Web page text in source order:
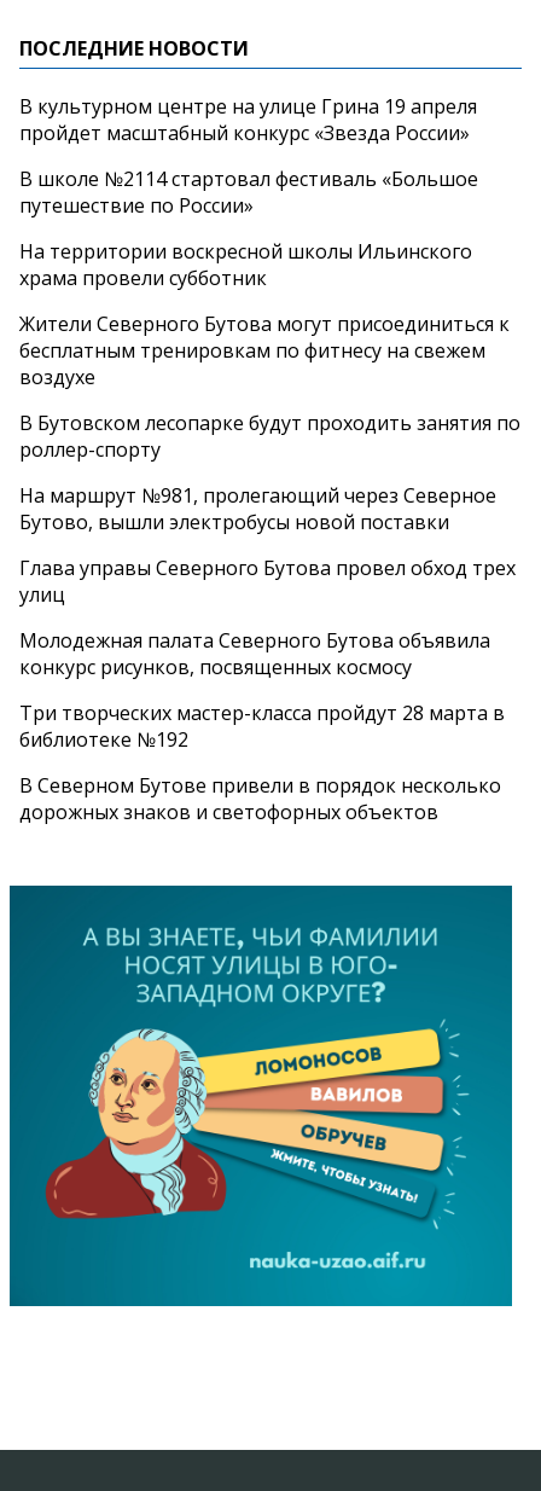
ПОСЛЕДНИЕ НОВОСТИ
В культурном центре на улице Грина 19 апреля
пройдет масштабный конкурс «Звезда России»
В школе №2114 стартовал фестиваль «Большое
путешествие по России»
На территории воскресной школы Ильинского
храма провели субботник
Жители Северного Бутова могут присоединиться к
бесплатным тренировкам по фитнесу на свежем
воздухе
В Бутовском лесопарке будут проходить занятия по
роллер-спорту
На маршрут №981, пролегающий через Северное
Бутово, вышли электробусы новой поставки
Глава управы Северного Бутова провел обход трех
улиц
Молодежная палата Северного Бутова объявила
конкурс рисунков, посвященных космосу
Три творческих мастер-класса пройдут 28 марта в
библиотеке №192
В Северном Бутове привели в порядок несколько
дорожных знаков и светофорных объектов